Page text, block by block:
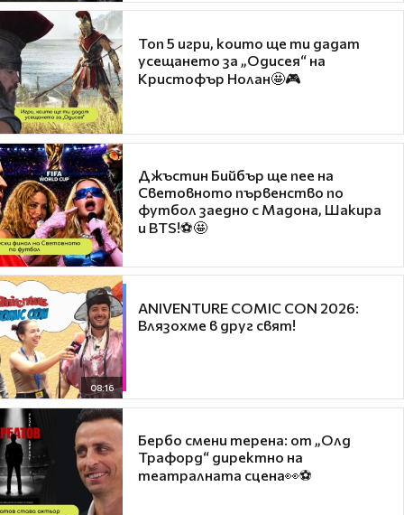
Топ 5 игри, които ще ти дадат
усещането за „Одисея“ на
Кристофър Нолан🤩🎮
Джъстин Бийбър ще пее на
Световното първенство по
футбол заедно с Мадона, Шакира
и BTS!⚽🤩
08:16
ANIVENTURE COMIC CON 2026:
Влязохме в друг свят!
Бербо смени терена: от „Олд
Трафорд“ директно на
театралната сцена👀⚽